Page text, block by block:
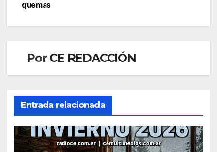
quemas
Por CE REDACCIÓN
Entrada relacionada